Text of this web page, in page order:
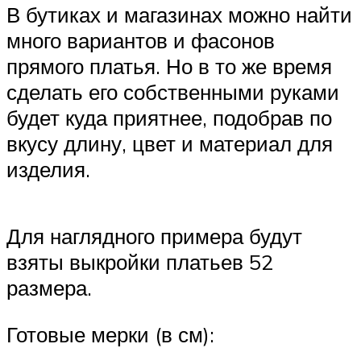
В бутиках и магазинах можно найти
много вариантов и фасонов
прямого платья. Но в то же время
сделать его собственными руками
будет куда приятнее, подобрав по
вкусу длину, цвет и материал для
изделия.
Для наглядного примера будут
взяты выкройки платьев 52
размера.
Готовые мерки (в см):